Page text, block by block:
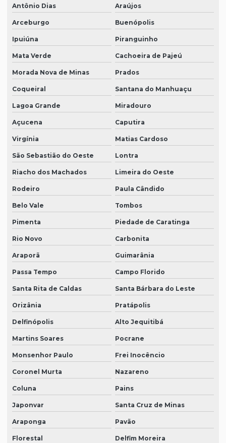
Antônio Dias Araújos
Arceburgo Buenópolis
Ipuiúna Piranguinho
Mata Verde Cachoeira de Pajeú
Morada Nova de Minas Prados
Coqueiral Santana do Manhuaçu
Lagoa Grande Miradouro
Açucena Caputira
Virgínia Matias Cardoso
São Sebastião do Oeste Lontra
Riacho dos Machados Limeira do Oeste
Rodeiro Paula Cândido
Belo Vale Tombos
Pimenta Piedade de Caratinga
Rio Novo Carbonita
Araporã Guimarânia
Passa Tempo Campo Florido
Santa Rita de Caldas Santa Bárbara do Leste
Orizânia Pratápolis
Delfinópolis Alto Jequitibá
Martins Soares Pocrane
Monsenhor Paulo Frei Inocêncio
Coronel Murta Nazareno
Coluna Pains
Japonvar Santa Cruz de Minas
Araponga Pavão
Florestal Delfim Moreira